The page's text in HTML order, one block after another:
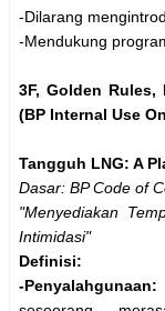
-Dilarang
-Mendukung
3F, Golden Rules,
(BP Internal Use
Tangguh LNG: A
Dasar: BP Code of
"Menyediakan
Intimidasi"
Definisi:
-Penyalahgunaan: